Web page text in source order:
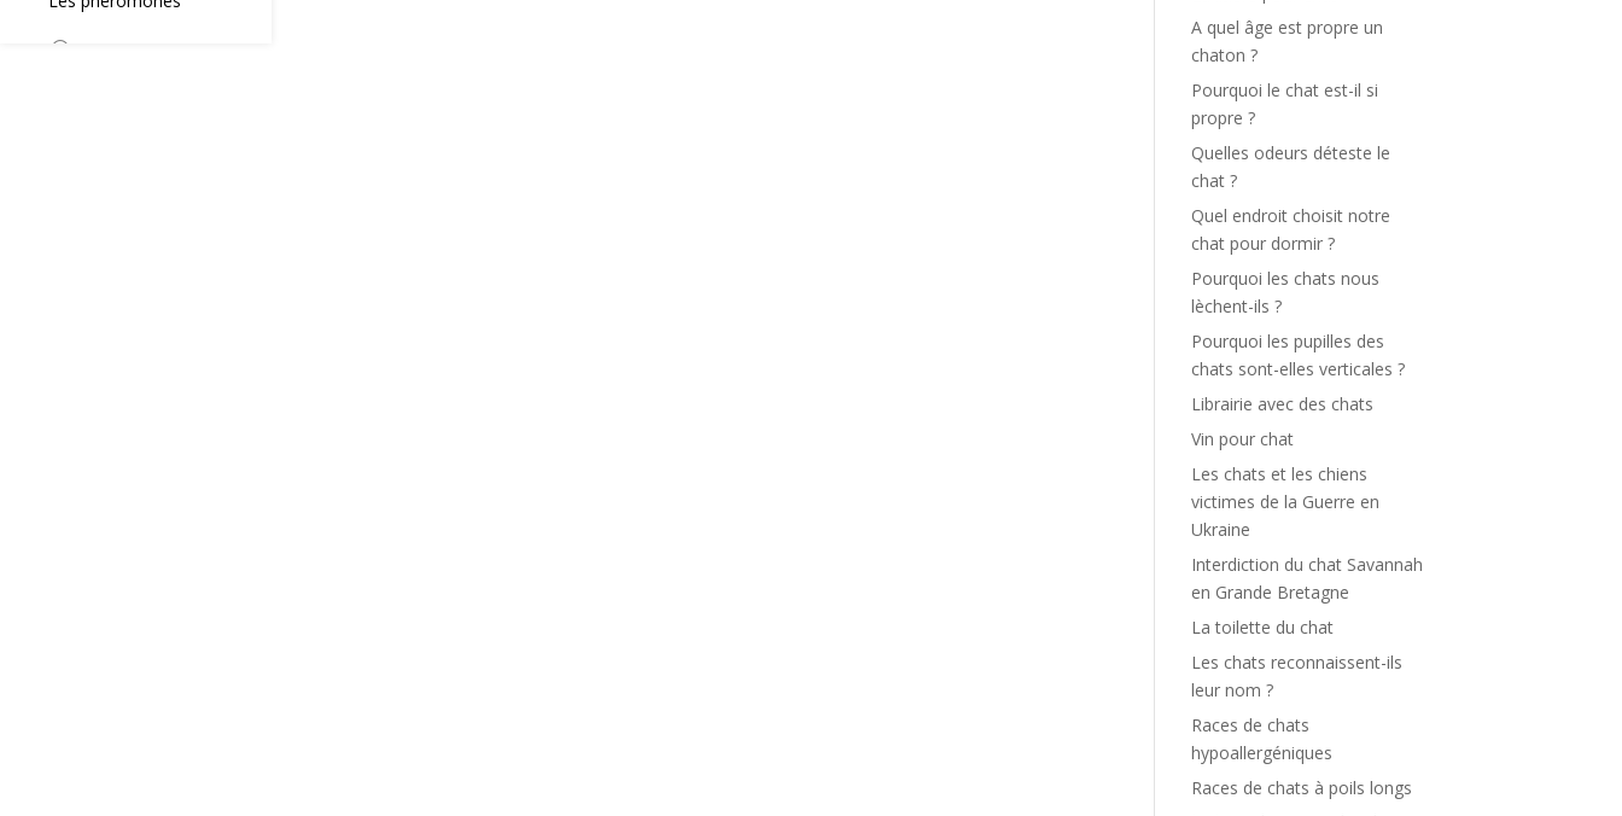
A quel âge est propre un
chaton ?
Pourquoi le chat est-il si
propre ?
Quelles odeurs déteste le
chat ?
Quel endroit choisit notre
chat pour dormir ?
Pourquoi les chats nous
lèchent-ils ?
Pourquoi les pupilles des
chats sont-elles verticales ?
Librairie avec des chats
Vin pour chat
Les chats et les chiens
victimes de la Guerre en
Ukraine
Interdiction du chat Savannah
en Grande Bretagne
La toilette du chat
Les chats reconnaissent-ils
leur nom ?
Races de chats
hypoallergéniques
Races de chats à poils longs